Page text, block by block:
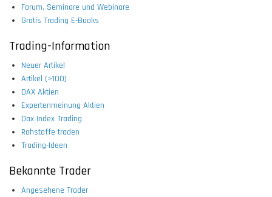
Forum, Seminare und Webinare
Gratis Trading E-Books
Trading-Information
Neuer Artikel
Artikel (>100)
DAX Aktien
Expertenmeinung Aktien
Dax Index Trading
Rohstoffe traden
Trading-Ideen
Bekannte Trader
Angesehene Trader